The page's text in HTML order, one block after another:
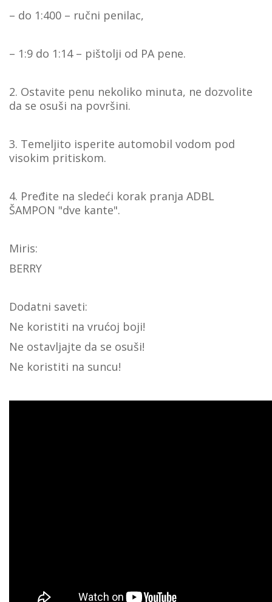
– do 1:400 – ručni penilac,
– 1:9 do 1:14 – pištolji od PA pene.
2. Ostavite penu nekoliko minuta, ne dozvolite
da se osuši na površini.
3. Temeljito isperite automobil vodom pod
visokim pritiskom.
4. Pređite na sledeći korak pranja ADBL
ŠAMPON "dve kante".
Miris:
BERRY
Dodatni saveti:
Ne koristiti na vrućoj boji!
Ne ostavljajte da se osuši!
Ne koristiti na suncu!